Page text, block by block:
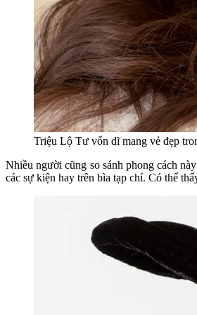
Triệu Lộ Tư vốn dĩ mang vẻ đẹp
Nhiều người cũng so sánh phong cách
các sự kiện hay trên bìa tạp chí. Có thể